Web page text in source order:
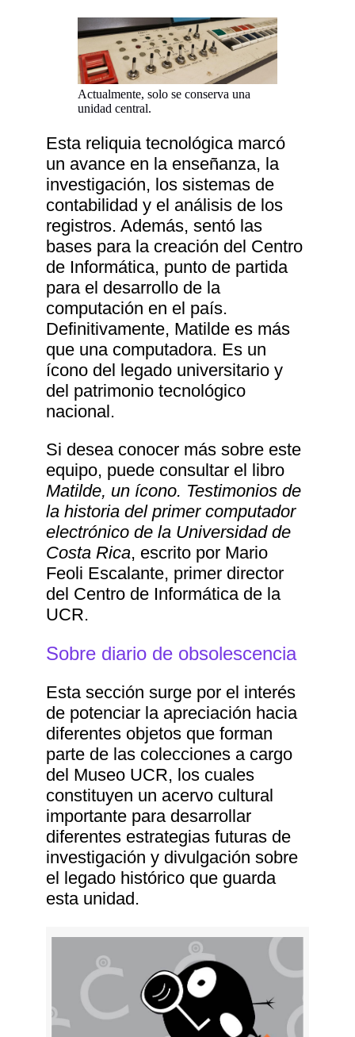
Actualmente, solo se conserva una
unidad central.
Esta reliquia tecnológica marcó
un avance en la enseñanza, la
investigación, los sistemas de
contabilidad y el análisis de los
registros. Además, sentó las
bases para la creación del Centro
de Informática, punto de partida
para el desarrollo de la
computación en el país.
Definitivamente, Matilde es más
que una computadora. Es un
ícono del legado universitario y
del patrimonio tecnológico
nacional.
Si desea conocer más sobre este
equipo, puede consultar el libro
Matilde, un ícono. Testimonios de
la historia del primer computador
electrónico de la Universidad de
Costa Rica, escrito por Mario
Feoli Escalante, primer director
del Centro de Informática de la
UCR.
Sobre diario de obsolescencia
Esta sección surge por el interés
de potenciar la apreciación hacia
diferentes objetos que forman
parte de las colecciones a cargo
del Museo UCR, los cuales
constituyen un acervo cultural
importante para desarrollar
diferentes estrategias futuras de
investigación y divulgación sobre
el legado histórico que guarda
esta unidad.